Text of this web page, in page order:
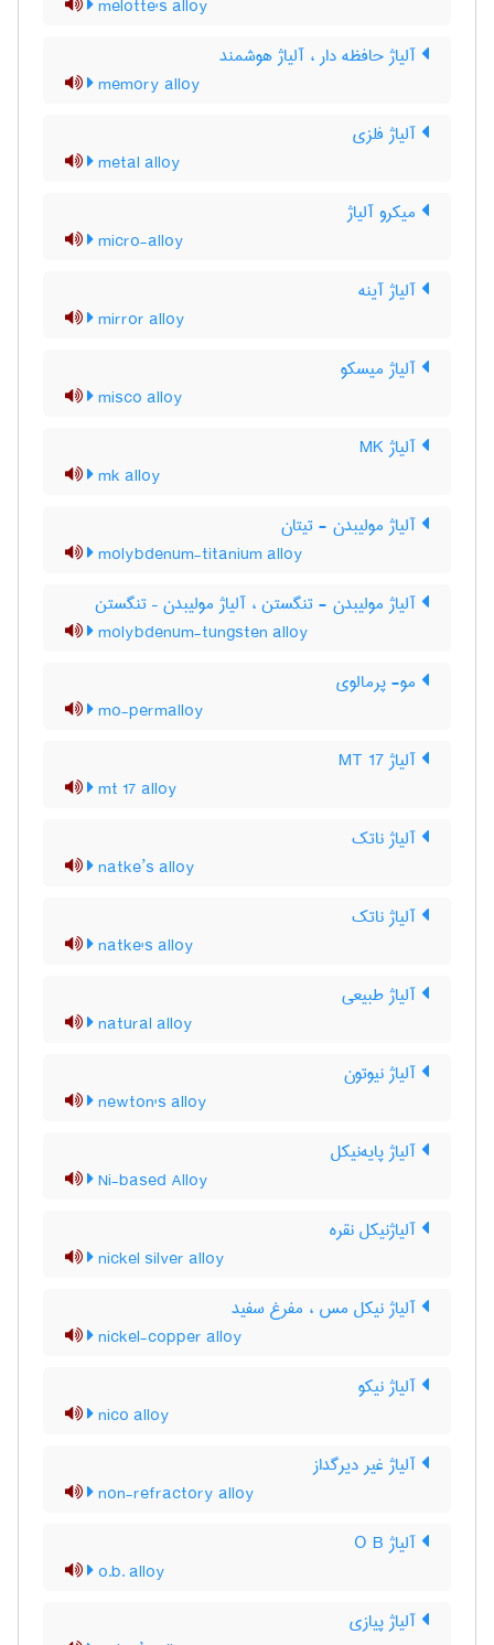
melotte's alloy
آلیاژ حافظه دار ، آلیاژ هوشمند
memory alloy
آلیاژ فلزی
metal alloy
میکرو آلیاژ
micro-alloy
آلیاژ آینه
mirror alloy
آلیاژ میسکو
misco alloy
آلیاژ MK
mk alloy
آلیاژ مولیبدن - تیتان
molybdenum-titanium alloy
آلیاژ مولیبدن - تنگستن ، آلیاژ مولیبدن – تنگستن
molybdenum-tungsten alloy
مو- پرمالوی
mo-permalloy
آلیاژ MT 17
mt 17 alloy
آلیاژ ناتک
natke’s alloy
آلیاژ ناتک
natke's alloy
آلیاژ طبیعی
natural alloy
آلیاژ نیوتون
newton's alloy
آلیاژ پایه‌نیکل
Ni-based Alloy
آلیاژنیکل نقره
nickel silver alloy
آلیاژ نیکل مس ، مفرغ سفید
nickel-copper alloy
آلیاژ نیکو
nico alloy
آلیاژ غیر دیرگداز
non-refractory alloy
آلیاژ O B
o.b. alloy
آلیاژ پیازی